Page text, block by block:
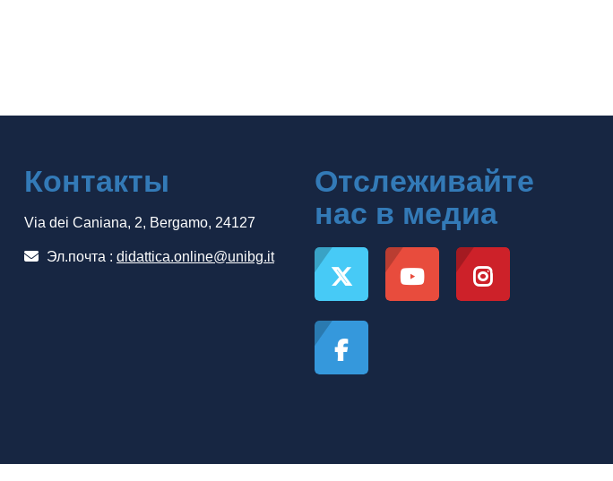
Контакты
Via dei Caniana, 2, Bergamo, 24127
Эл.почта : didattica.online@unibg.it
Отслеживайте
нас в медиа